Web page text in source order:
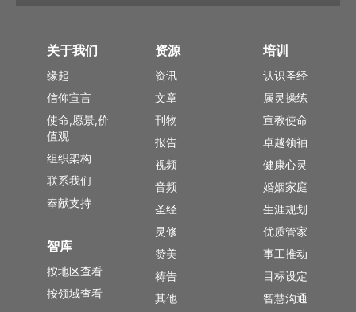
关于我们
缘起
信仰宣言
使命,愿景,价
值观
组织架构
联系我们
奉献支持
智库
按地区查看
按领域查看
资源
资讯
文章
刊物
报告
视频
音频
圣经
灵修
赞美
祷告
其他
培训
认识圣经
属灵操练
宣教使命
卓越领袖
健康心灵
婚姻家庭
生涯规划
优质管家
事工推动
目标设定
智慧沟通